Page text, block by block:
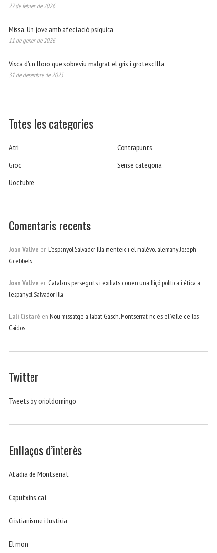
27 de febrer de 2026
Missa. Un jove amb afectació psíquica
11 de gener de 2026
Visca d’un lloro que sobreviu malgrat el gris i grotesc Illa
31 de desembre de 2025
Totes les categories
Atri
Contrapunts
Groc
Sense categoria
Uoctubre
Comentaris recents
Joan Vallve en L’espanyol Salvador Illa menteix i el malèvol alemany Joseph
Goebbels
Joan Vallve en Catalans perseguits i exiliats donen una lliçó política i ètica a
l’espanyol Salvador Illa
Lali Cistaré en Nou missatge a l’abat Gasch. Montserrat no es el Valle de los
Caidos
Twitter
Tweets by orioldomingo
Enllaços d’interès
Abadia de Montserrat
Caputxins.cat
Cristianisme i Justicia
El mon